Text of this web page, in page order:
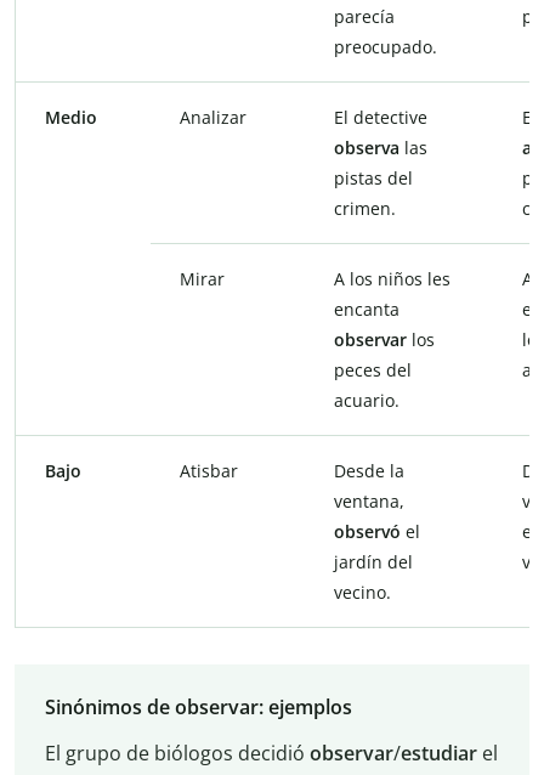
parecía
preocupado.
Medio Analizar
El detective
observa las
pistas del
crimen.
El
Mirar
A los niños les
encanta
observar los
peces del
acuario.
A
Bajo Atisbar
Desde la
ventana,
observó el
jardín del
vecino.
el
Sinónimos de observar: ejemplos
El grupo de biólogos decidió observar/estudiarel